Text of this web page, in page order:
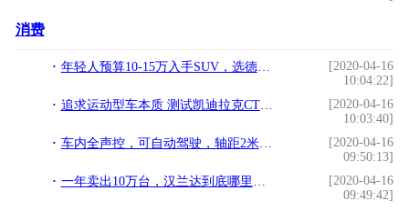
消费
年轻人预算10-15万入手SUV，选德系还是日系？这两款值得一较高下
[2020-04-16
10:04:22]
追求运动型车本质 测试凯迪拉克CT4 28T
[2020-04-16
10:03:40]
车内全声控，可自动驾驶，轴距2米75配5座，这跨界车顶配也就12万
[2020-04-16
09:50:13]
一年卖出10万台，汉兰达到底哪里好？来听听看车主怎么说
[2020-04-16
09:49:42]